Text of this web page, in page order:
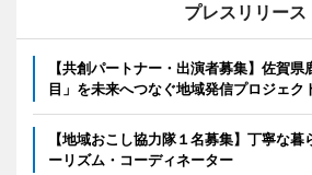
プレスリリース
【共創パートナー・出演者募集】佐賀
目」を未来へつなぐ地域発信プロジェク
【地域おこし協力隊１名募集】丁寧な
ーリズム・コーディネーター